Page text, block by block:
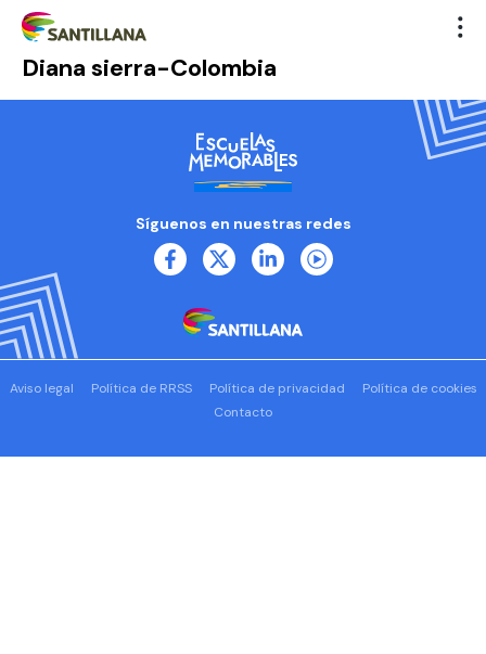
Diana sierra-Colombia
Síguenos en nuestras redes
Aviso legal Política de RRSS Política de privacidad
Política de cookies
Contacto